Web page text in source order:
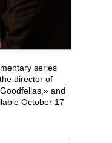
series
director of
and
October 17